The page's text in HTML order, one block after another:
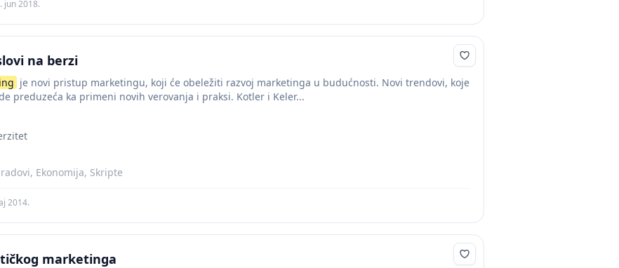
jun 2018.
na berzi
je novi pristup marketingu, koji će obeležiti razvoj marketinga u budućnosti. Novi trendovi, koje
preduzeća ka primeni novih verovanja i praksi. Kotler i Keler...
Ekonomija, Skripte
2014.
marketinga